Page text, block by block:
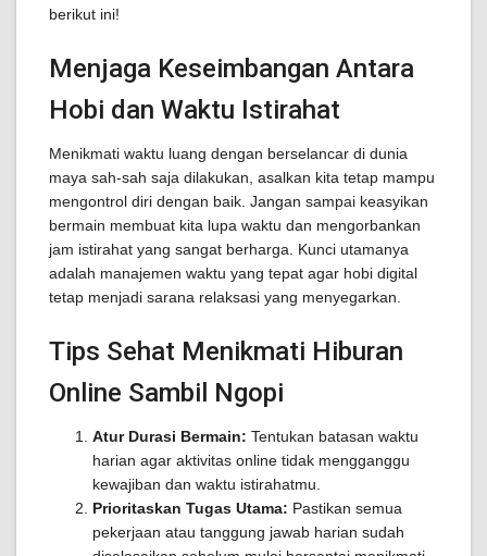
berikut ini!
Menjaga Keseimbangan Antara
Hobi dan Waktu Istirahat
Menikmati waktu luang dengan berselancar di dunia
maya sah-sah saja dilakukan, asalkan kita tetap mampu
mengontrol diri dengan baik. Jangan sampai keasyikan
bermain membuat kita lupa waktu dan mengorbankan
jam istirahat yang sangat berharga. Kunci utamanya
adalah manajemen waktu yang tepat agar hobi digital
tetap menjadi sarana relaksasi yang menyegarkan.
Tips Sehat Menikmati Hiburan
Online Sambil Ngopi
Atur Durasi Bermain: Tentukan batasan waktu
harian agar aktivitas online tidak mengganggu
kewajiban dan waktu istirahatmu.
Prioritaskan Tugas Utama: Pastikan semua
pekerjaan atau tanggung jawab harian sudah